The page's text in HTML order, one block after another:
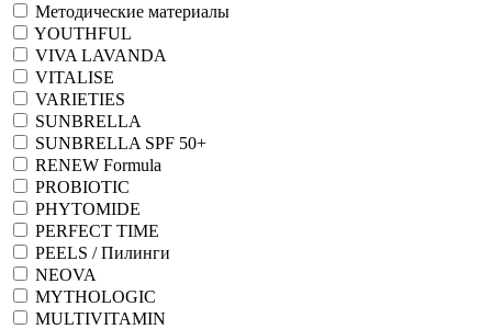
Методические материалы
YOUTHFUL
VIVA LAVANDA
VITALISE
VARIETIES
SUNBRELLA
SUNBRELLA SPF 50+
RENEW Formula
PROBIOTIC
PHYTOMIDE
PERFECT TIME
PEELS / Пилинги
NEOVA
MYTHOLOGIC
MULTIVITAMIN